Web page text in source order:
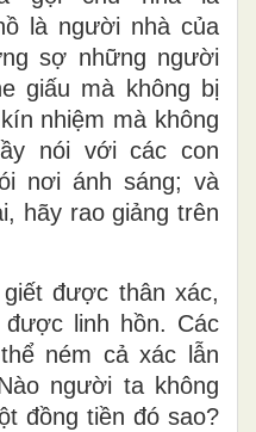
là người nhà của
sợ những người
giấu mà không bị
nhiệm mà không
nói với các con
nơi ánh sáng; và
hãy rao giảng trên
được thân xác,
linh hồn. Các
ném cả xác lẫn
người ta không
đồng tiền đó sao?